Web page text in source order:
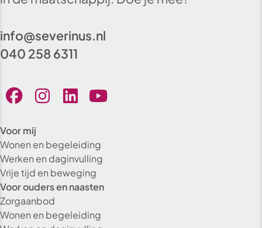
info@severinus.nl
040 258 6311
Voor mij
Wonen en begeleiding
Werken en daginvulling
Vrije tijd en beweging
Voor ouders en naasten
Zorgaanbod
Wonen en begeleiding